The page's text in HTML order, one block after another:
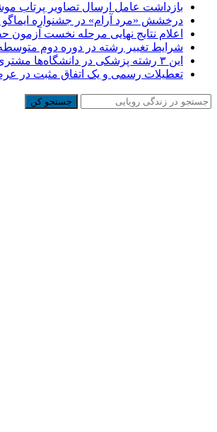
بازداشت عامل ارسال تصاویر پرتاب
درخشش «مرد آرام» در جشنواره ایماگو
اعلام نتایج نهایی مرحله نخست
شرایط تغییر رشته در دوره دوم
این ۳ رشته پزشکی در دانشگاه‌ها مشتری ندارد!
تعطیلات رسمی و یک اتفاق مثبت در
جستجو کن